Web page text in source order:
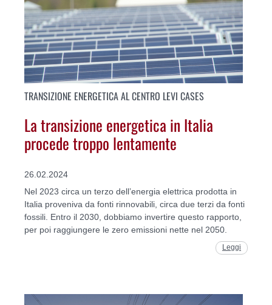
TRANSIZIONE ENERGETICA AL CENTRO LEVI CASES
La transizione energetica in Italia
procede troppo lentamente
26.02.2024
Nel 2023 circa un terzo dell’energia elettrica prodotta in
Italia proveniva da fonti rinnovabili, circa due terzi da fonti
fossili. Entro il 2030, dobbiamo invertire questo rapporto,
per poi raggiungere le zero emissioni nette nel 2050.
Leggi